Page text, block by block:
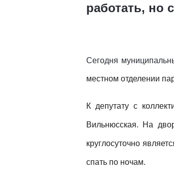
работать, но
Сегодня
местном отделении
К депутату с
Вильнюсская. На
круглосуточно
спать по ночам.